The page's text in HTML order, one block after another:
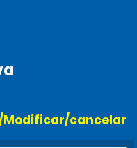
cancelar